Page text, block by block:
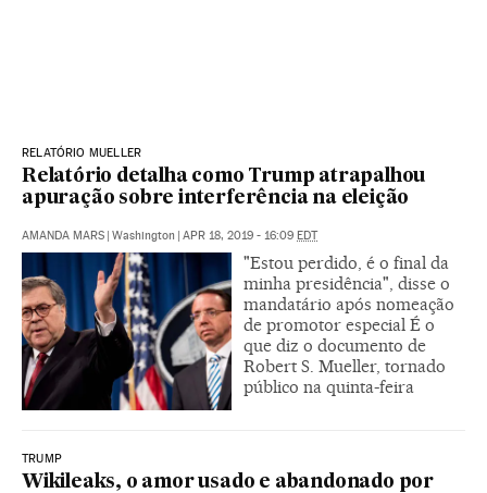
RELATÓRIO MUELLER
Relatório detalha como Trump atrapalhou
apuração sobre interferência na eleição
AMANDA MARS | Washington | APR 18, 2019 - 16:09 EDT
"Estou perdido, é o final da
minha presidência", disse o
mandatário após nomeação
de promotor especial É o
que diz o documento de
Robert S. Mueller, tornado
público na quinta-feira
TRUMP
Wikileaks, o amor usado e abandonado por